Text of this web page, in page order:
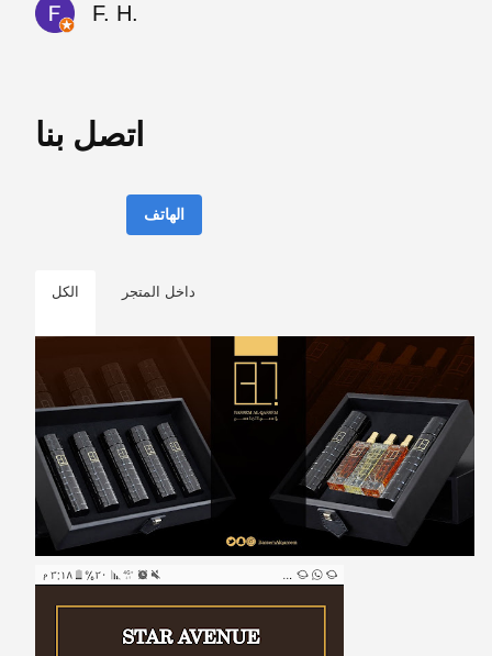
F. H.
اتصل بنا
الهاتف
الكل داخل المتجر